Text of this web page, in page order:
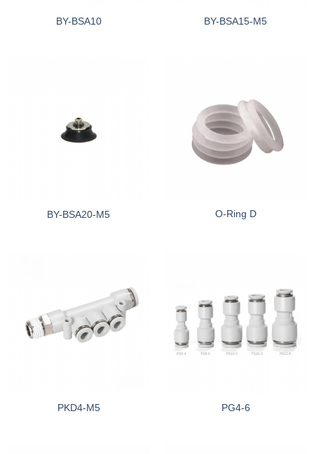
BY-BSA10 BY-BSA15-M5
BY-BSA20-M5 O-Ring D
PKD4-M5 PG4-6